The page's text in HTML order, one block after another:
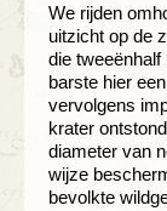
We rijden
uitzicht op de
die tweeënhalf
barste hier
vervolgens
krater
diameter van
wijze
bevolkte